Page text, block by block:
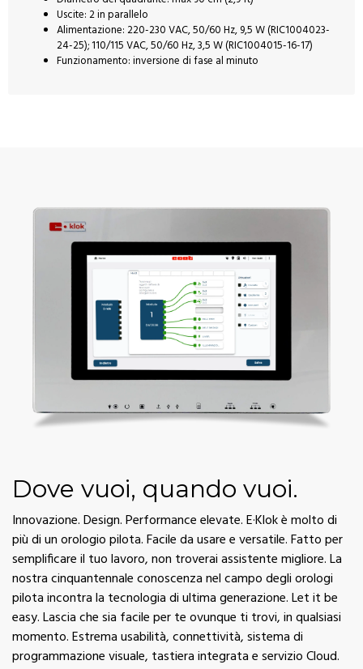
Uscite: 2 in parallelo
Alimentazione: 220-230 VAC, 50/60 Hz, 9,5 W (RIC1004023-
24-25); 110/115 VAC, 50/60 Hz, 3,5 W (RIC1004015-16-17)
Funzionamento: inversione di fase al minuto
Dove vuoi, quando vuoi.
Innovazione. Design. Performance elevate. E·Klok è molto di
più di un orologio pilota. Facile da usare e versatile. Fatto per
semplificare il tuo lavoro, non troverai assistente migliore. La
nostra cinquantennale conoscenza nel campo degli orologi
pilota incontra la tecnologia di ultima generazione. Let it be
easy. Lascia che sia facile per te ovunque ti trovi, in qualsiasi
momento. Estrema usabilità, connettività, sistema di
programmazione visuale, tastiera integrata e servizio Cloud.